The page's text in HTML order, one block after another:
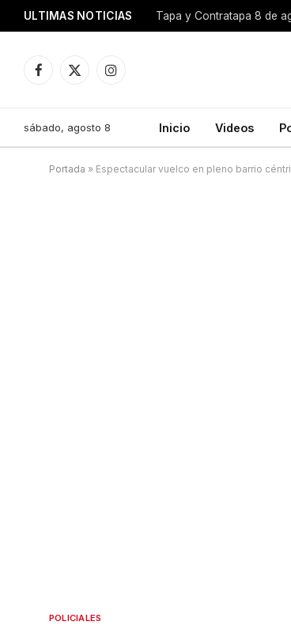
ULTIMAS NOTICIAS Tapa y Contratapa 8 de
Facebook
X
Instagram
sábado, agosto 8 Inicio Videos
Portada » Espectacular vuelco en pleno barrio
POLICIALES